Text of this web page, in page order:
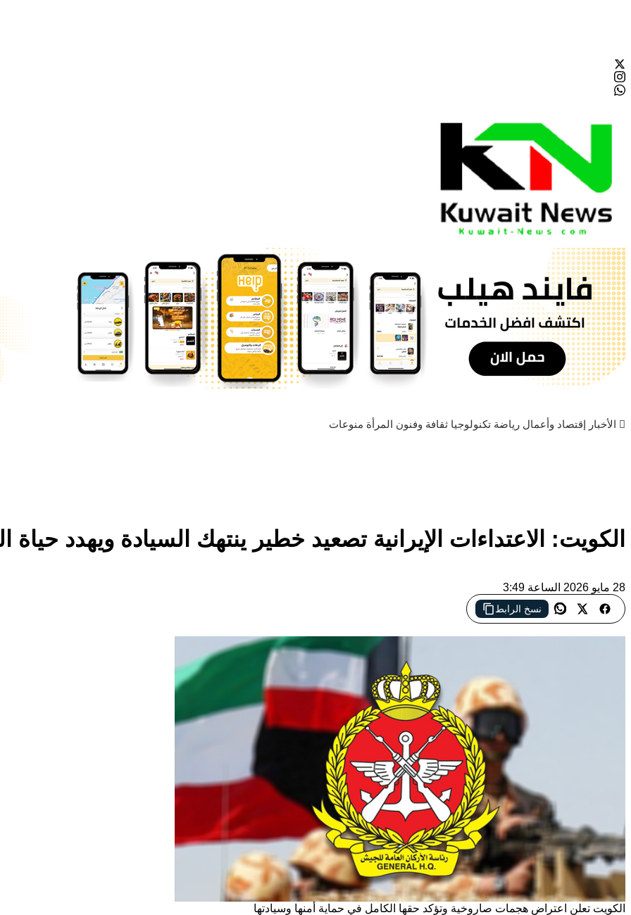
NE
News Elementor
الأخبار إقتصاد وأعمال رياضة تكنولوجيا ثقافة وفنون المرأة منوعات
الكويت: الاعتداءات الإيرانية تصعيد خطير ينتهك السيادة ويهدد حياة
28 مايو 2026 الساعة 3:49
نسخ الرابط
الكويت تعلن اعتراض هجمات صاروخية وتؤكد حقها الكامل في حماية أمنها وسيادتها